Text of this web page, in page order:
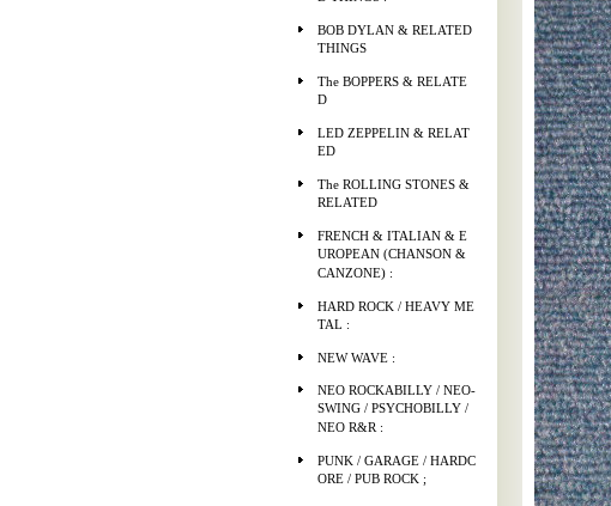
BOB DYLAN & RELATED
THINGS
The BOPPERS & RELATE
D
LED ZEPPELIN & RELAT
ED
The ROLLING STONES &
RELATED
FRENCH & ITALIAN & E
UROPEAN (CHANSON &
CANZONE) :
HARD ROCK / HEAVY ME
TAL :
NEW WAVE :
NEO ROCKABILLY / NEO-
SWING / PSYCHOBILLY /
NEO R&R :
PUNK / GARAGE / HARDC
ORE / PUB ROCK ;